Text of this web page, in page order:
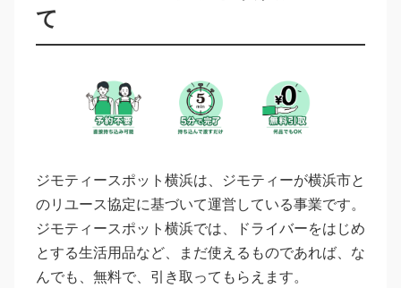
て
ジモティースポット横浜は、ジモティーが横浜市と
のリユース協定に基づいて運営している事業です。
ジモティースポット横浜では、ドライバーをはじめ
とする生活用品など、まだ使えるものであれば、な
んでも、無料で、引き取ってもらえます。